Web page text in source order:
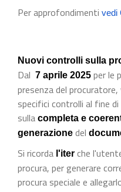
Per approfondimenti vedi
Nuovi controlli sulla
Dal 7 aprile 2025 per le
presenza del
specifici controlli al fine
sulla completa e
generazione del
Si ricorda l'iter che
procura, per generare
procura speciale e